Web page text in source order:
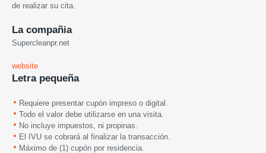
de realizar su cita.
La compañia
Supercleanpr.net
website
Letra pequeña
Requiere presentar cupón impreso o digital.
Todo el valor debe utilizarse en una visita.
No incluye impuestos, ni propinas.
El IVU se cobrará al finalizar la transacción.
Máximo de (1) cupón por residencia.